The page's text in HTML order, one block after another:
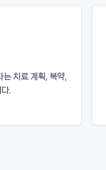
는 치료 계획, 복약,
.